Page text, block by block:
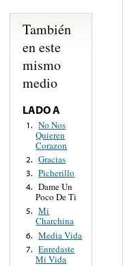
También
en este
mismo
medio
LADO A
1. No Nos
Quieren
Corazon
2. Gracias
3. Picherillo
4. Dame Un
Poco De Ti
5. Mi
Charchina
6. Media Vida
7. Enredaste
Mi Vida